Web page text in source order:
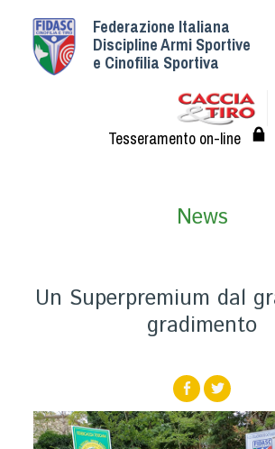
Federazione Italiana
Discipline Armi Sportive
e Cinofilia Sportiva
Tesseramento on-line
News
Un Superpremium dal
gradimento
Istituzionale
Struttura
Albo Veterinari
Statuto e
Assicurazione
Convenzioni
Tesserati
Albo Fornitori
Referenti e